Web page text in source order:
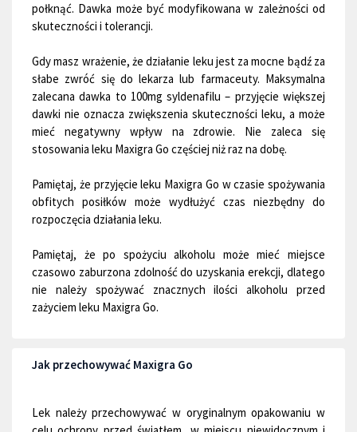
połknąć. Dawka może być modyfikowana w zależności od
skuteczności i tolerancji.
Gdy masz wrażenie, że działanie leku jest za mocne bądź za
słabe zwróć się do lekarza lub farmaceuty. Maksymalna
zalecana dawka to 100mg syldenafilu – przyjęcie większej
dawki nie oznacza zwiększenia skuteczności leku, a może
mieć negatywny wpływ na zdrowie. Nie zaleca się
stosowania leku Maxigra Go częściej niż raz na dobę.
Pamiętaj, że przyjęcie leku Maxigra Go w czasie spożywania
obfitych posiłków może wydłużyć czas niezbędny do
rozpoczęcia działania leku.
Pamiętaj, że po spożyciu alkoholu może mieć miejsce
czasowo zaburzona zdolność do uzyskania erekcji, dlatego
nie należy spożywać znacznych ilości alkoholu przed
zażyciem leku Maxigra Go.
Jak przechowywać Maxigra Go
Lek należy przechowywać w oryginalnym opakowaniu w